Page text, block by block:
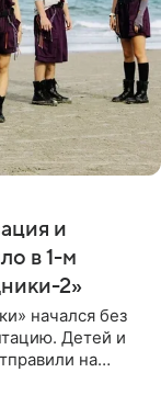
и
в 1-м
2»
начался без
Детей и
на